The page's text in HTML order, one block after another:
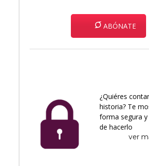
ABÓNATE
¿Quiéres
historia? Te
forma segura
de hacerlo
ver